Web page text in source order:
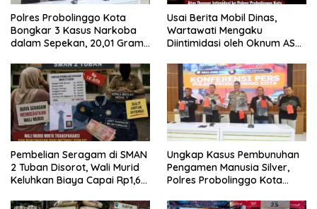
Polres Probolinggo Kota
Bongkar 3 Kasus Narkoba
dalam Sepekan, 20,01 Gram
Usai Berita Mobil Dinas,
Wartawati Mengaku
Diintimidasi oleh Oknum ASN
Tempuh Jalur Hukum
Pembelian Seragam di SMAN
2 Tuban Disorot, Wali Murid
Keluhkan Biaya Capai Rp1,6
Ungkap Kasus Pembunuhan
Pengamen Manusia Silver,
Polres Probolinggo Kota